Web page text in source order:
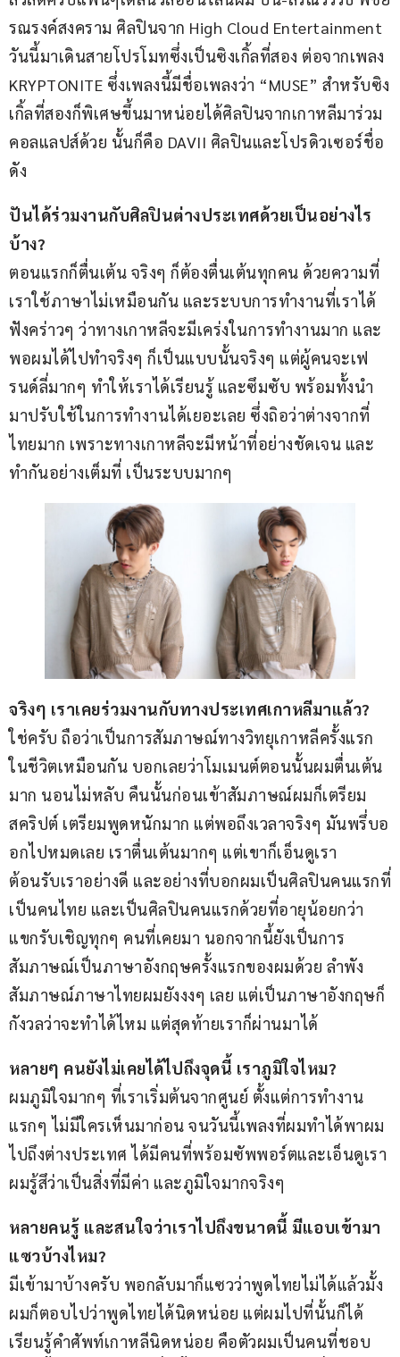
รณรงค์สงคราม ศิลปินจาก High Cloud Entertainment
วันนี้มาเดินสายโปรโมทซึ่งเป็นซิงเกิ้ลที่สอง ต่อจากเพลง
KRYPTONITE ซึ่งเพลงนี้มีชื่อเพลงว่า “MUSE” สำหรับซิง
เกิ้ลที่สองก็พิเศษขึ้นมาหน่อยได้ศิลปินจากเกาหลีมาร่วม
คอลแลปส์ด้วย นั้นก็คือ DAVII ศิลปินและโปรดิวเซอร์ชื่อ
ดัง
ปันได้ร่วมงานกับศิลปินต่างประเทศด้วยเป็นอย่างไร
บ้าง?
ตอนแรกก็ตื่นเต้น จริงๆ ก็ต้องตื่นเต้นทุกคน ด้วยความที่
เราใช้ภาษาไม่เหมือนกัน และระบบการทำงานที่เราได้
ฟังคร่าวๆ ว่าทางเกาหลีจะมีเคร่งในการทำงานมาก และ
พอผมได้ไปทำจริงๆ ก็เป็นแบบนั้นจริงๆ แต่ผู้คนจะเฟ
รนด์ลี่มากๆ ทำให้เราได้เรียนรู้ และซึมซับ พร้อมทั้งนำ
มาปรับใช้ในการทำงานได้เยอะเลย ซึ่งถิอว่าต่างจากที่
ไทยมาก เพราะทางเกาหลีจะมีหน้าที่อย่างชัดเจน และ
ทำกันอย่างเต็มที่ เป็นระบบมากๆ
จริงๆ เราเคยร่วมงานกับทางประเทศเกาหลีมาแล้ว?
ใช่ครับ ถือว่าเป็นการสัมภาษณ์ทางวิทยุเกาหลีครั้งแรก
ในชีวิตเหมือนกัน บอกเลยว่าโมเมนต์ตอนนั้นผมตื่นเต้น
มาก นอนไม่หลับ คืนนั้นก่อนเข้าสัมภาษณ์ผมก็เตรียม
สคริปต์ เตรียมพูดหนักมาก แต่พอถึงเวลาจริงๆ มันพรึ่บอ
อกไปหมดเลย เราตื่นเต้นมากๆ แต่เขาก็เอ็นดูเรา
ต้อนรับเราอย่างดี และอย่างที่บอกผมเป็นศิลปินคนแรกที่
เป็นคนไทย และเป็นศิลปินคนแรกด้วยที่อายุน้อยกว่า
แขกรับเชิญทุกๆ คนที่เคยมา นอกจากนี้ยังเป็นการ
สัมภาษณ์เป็นภาษาอังกฤษครั้งแรกของผมด้วย ลำพัง
สัมภาษณ์ภาษาไทยผมยังงงๆ เลย แต่เป็นภาษาอังกฤษก็
กังวลว่าจะทำได้ไหม แต่สุดท้ายเราก็ผ่านมาได้
หลายๆ คนยังไม่เคยได้ไปถึงจุดนี้ เราภูมิใจไหม?
ผมภูมิใจมากๆ ที่เราเริ่มต้นจากศูนย์ ตั้งแต่การทำงาน
แรกๆ ไม่มีใครเห็นมาก่อน จนวันนี้เพลงที่ผมทำได้พาผม
ไปถึงต่างประเทศ ได้มีคนที่พร้อมซัพพอร์ตและเอ็นดูเรา
ผมรู้สึว่าเป็นสิ่งที่มีค่า และภูมิใจมากจริงๆ
หลายคนรู้ และสนใจว่าเราไปถึงขนาดนี้ มีแอบเข้ามา
แซวบ้างไหม?
มีเข้ามาบ้างครับ พอกลับมาก็แซวว่าพูดไทยไม่ได้แล้วมั้ง
ผมก็ตอบไปว่าพูดไทยได้นิดหน่อย แต่ผมไปที่นั้นก็ได้
เรียนรู้คำศัพท์เกาหลีนิดหน่อย คือตัวผมเป็นคนที่ชอบ